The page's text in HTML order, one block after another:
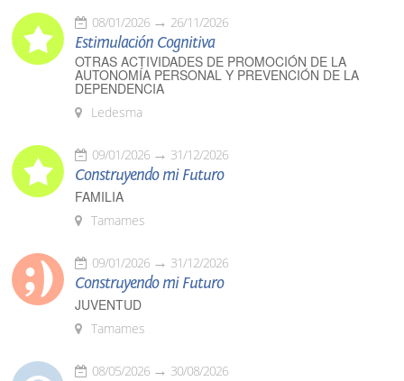
08/01/2026 26/11/2026
Estimulación Cognitiva
OTRAS ACTIVIDADES DE PROMOCIÓN DE LA
AUTONOMÍA PERSONAL Y PREVENCIÓN DE LA
DEPENDENCIA
Ledesma
09/01/2026 31/12/2026
Construyendo mi Futuro
FAMILIA
Tamames
09/01/2026 31/12/2026
Construyendo mi Futuro
JUVENTUD
Tamames
08/05/2026 30/08/2026